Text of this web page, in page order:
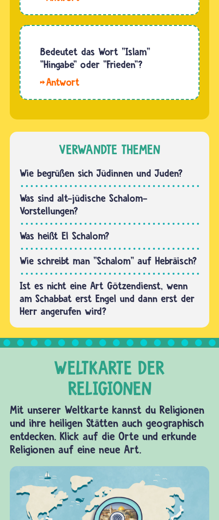
Muslime
zu allen
Er ist
aus dem
Arabischen
alle…
One, die
Experten
sind sich
einig,
dass
Jesus
gelehrt
hat…
Bedeutet das Wort "Islam"
"Hingabe" oder "Frieden"?
„Islam“
bedeutet
„sich
unterwerfen"
und auch
„Frieden
machen".
Die…
VERWANDTE THEMEN
Wie begrüßen sich Jüdinnen und Juden?
Was sind alt-jüdische Schalom-
Vorstellungen?
Was heißt El Schalom?
Wie schreibt man "Schalom" auf Hebräisch?
Ist es nicht eine Art Götzendienst, wenn
am Schabbat erst Engel und dann erst der
Herr angerufen wird?
Mit unserer Weltkarte kannst du Religionen
und ihre heiligen Stätten auch geographisch
entdecken. Klick auf die Orte und erkunde
Religionen auf eine neue Art.